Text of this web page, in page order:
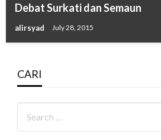
Debat Surkati dan Semaun
alirsyad July 28, 2015
CARI